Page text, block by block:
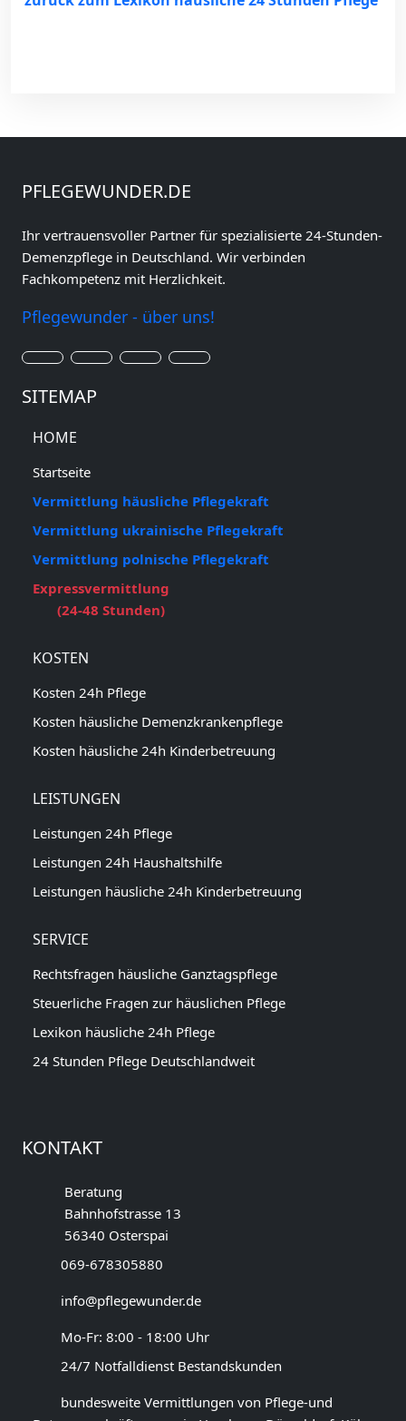
PFLEGEWUNDER.DE
Ihr vertrauensvoller Partner für spezialisierte 24-Stunden-
Demenzpflege in Deutschland. Wir verbinden
Fachkompetenz mit Herzlichkeit.
Pflegewunder - über uns!
SITEMAP
HOME
Startseite
Vermittlung häusliche Pflegekraft
Vermittlung ukrainische Pflegekraft
Vermittlung polnische Pflegekraft
Expressvermittlung
(24-48 Stunden)
KOSTEN
Kosten 24h Pflege
Kosten häusliche Demenzkrankenpflege
Kosten häusliche 24h Kinderbetreuung
LEISTUNGEN
Leistungen 24h Pflege
Leistungen 24h Haushaltshilfe
Leistungen häusliche 24h Kinderbetreuung
SERVICE
Rechtsfragen häusliche Ganztagspflege
Steuerliche Fragen zur häuslichen Pflege
Lexikon häusliche 24h Pflege
24 Stunden Pflege Deutschlandweit
KONTAKT
Beratung
Bahnhofstrasse 13
56340 Osterspai
069-678305880
info@pflegewunder.de
Mo-Fr: 8:00 - 18:00 Uhr
24/7 Notfalldienst Bestandskunden
bundesweite Vermittlungen von Pflege-und